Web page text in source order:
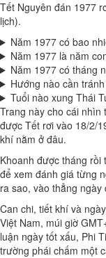
Tết Nguyên đán 1977
lịch).
Năm 1977 có bao
Năm 1977 là năm
Năm 1977 có tháng
Hướng nào cần
Tuổi nào xung Thái
Trang này cho cái nhìn
được Tết rơi vào 18/2/
khí nằm ở đâu.
Khoanh được tháng rồi
để xem đánh giá từng
ra sao, vào thẳng
Can chi, tiết khí và
Việt Nam, múi giờ
luận ngày tốt xấu, Phi
trường phái chấm một